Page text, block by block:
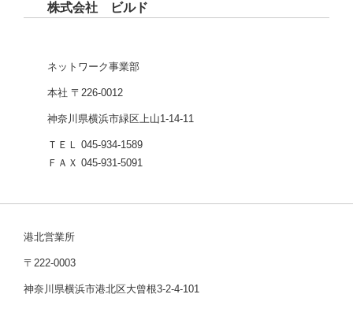
株式会社 ビルド
ネットワーク事業部
本社 〒226-0012
神奈川県横浜市緑区上山1-14-11
ＴＥＬ 045-934-1589
ＦＡＸ 045-931-5091
港北営業所
〒222-0003
神奈川県横浜市港北区大曾根3-2-4-101